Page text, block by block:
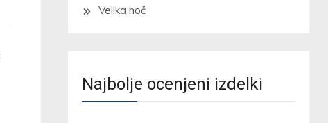
Velika noč
Najbolje ocenjeni izdelki